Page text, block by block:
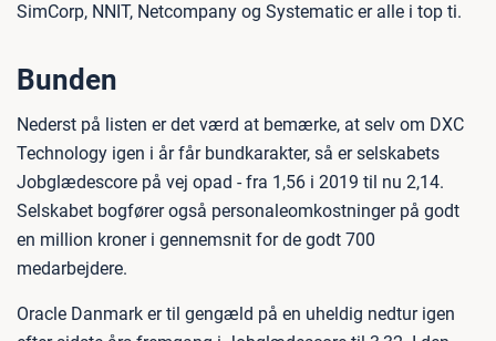
SimCorp, NNIT, Netcompany og Systematic er alle i top ti.
Bunden
Nederst på listen er det værd at bemærke, at selv om DXC
Technology igen i år får bundkarakter, så er selskabets
Jobglædescore på vej opad - fra 1,56 i 2019 til nu 2,14.
Selskabet bogfører også personaleomkostninger på godt
en million kroner i gennemsnit for de godt 700
medarbejdere.
Oracle Danmark er til gengæld på en uheldig nedtur igen